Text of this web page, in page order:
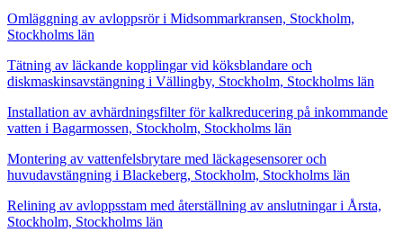
Omläggning av avloppsrör i Midsommarkransen, Stockholm,
Stockholms län
Tätning av läckande kopplingar vid köksblandare och
diskmaskinsavstängning i Vällingby, Stockholm, Stockholms län
Installation av avhärdningsfilter för kalkreducering på inkommande
vatten i Bagarmossen, Stockholm, Stockholms län
Montering av vattenfelsbrytare med läckagesensorer och
huvudavstängning i Blackeberg, Stockholm, Stockholms län
Relining av avloppsstam med återställning av anslutningar i Årsta,
Stockholm, Stockholms län